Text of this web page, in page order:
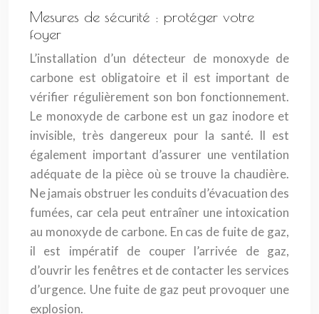
Mesures de sécurité : protéger votre
foyer
L’installation d’un détecteur de monoxyde de
carbone est obligatoire et il est important de
vérifier régulièrement son bon fonctionnement.
Le monoxyde de carbone est un gaz inodore et
invisible, très dangereux pour la santé. Il est
également important d’assurer une ventilation
adéquate de la pièce où se trouve la chaudière.
Ne jamais obstruer les conduits d’évacuation des
fumées, car cela peut entraîner une intoxication
au monoxyde de carbone. En cas de fuite de gaz,
il est impératif de couper l’arrivée de gaz,
d’ouvrir les fenêtres et de contacter les services
d’urgence. Une fuite de gaz peut provoquer une
explosion.